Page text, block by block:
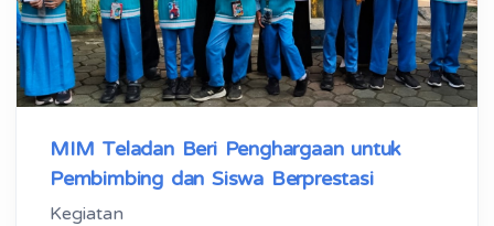
MIM Teladan Beri Penghargaan untuk
Pembimbing dan Siswa Berprestasi
Kegiatan